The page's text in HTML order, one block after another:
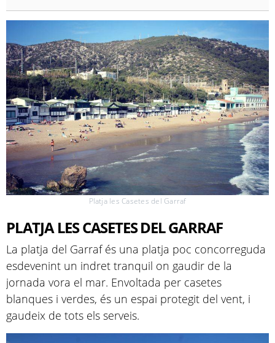
Platja les Casetes del Garraf
PLATJA LES CASETES DEL GARRAF
La platja del Garraf és una platja poc concorreguda
esdevenint un indret tranquil on gaudir de la
jornada vora el mar. Envoltada per casetes
blanques i verdes, és un espai protegit del vent, i
gaudeix de tots els serveis.